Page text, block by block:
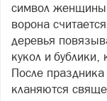
символ женщины
ворона
деревья
кукол и
После
кланяются